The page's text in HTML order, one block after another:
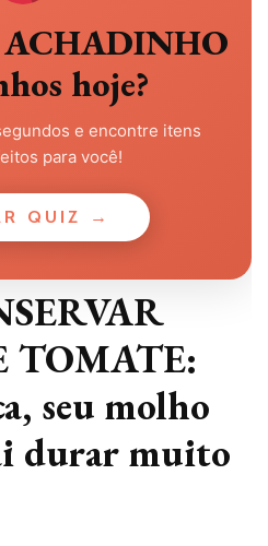
ACHADINHO
hoje?
e encontre itens
para você!
QUIZ →
TOMATE:
seu molho
durar muito